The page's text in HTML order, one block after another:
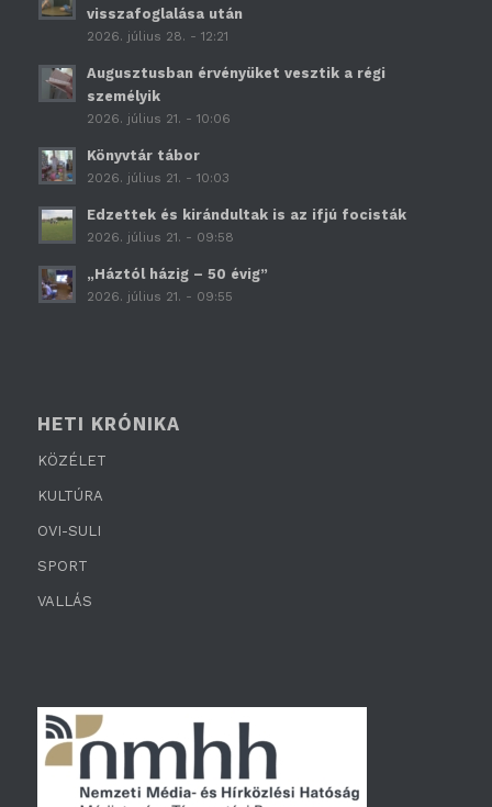
visszafoglalása után
2026. július 28. - 12:21
Augusztusban érvényüket vesztik a régi
személyik
2026. július 21. - 10:06
Könyvtár tábor
2026. július 21. - 10:03
Edzettek és kirándultak is az ifjú focisták
2026. július 21. - 09:58
„Háztól házig – 50 évig”
2026. július 21. - 09:55
HETI KRÓNIKA
KÖZÉLET
KULTÚRA
OVI-SULI
SPORT
VALLÁS